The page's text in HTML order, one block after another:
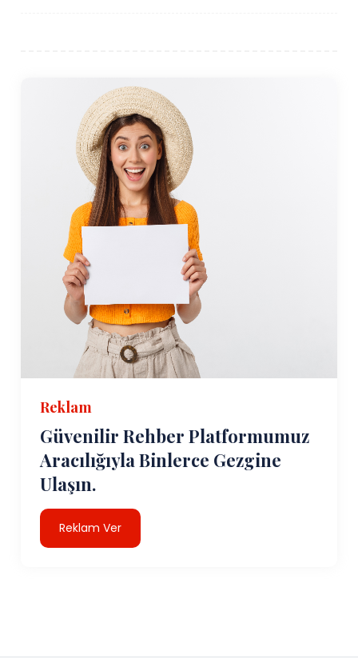
Reklam
Güvenilir Rehber Platformumuz
Aracılığıyla Binlerce Gezgine
Ulaşın.
Reklam Ver